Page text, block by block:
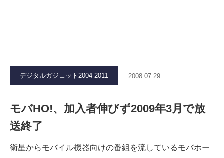
デジタルガジェット2004-2011 2008.07.29
モバHO!、加入者伸びず2009年3月で放
送終了
衛星からモバイル機器向けの番組を流しているモバホー